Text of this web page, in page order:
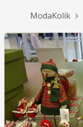
ModaKolik